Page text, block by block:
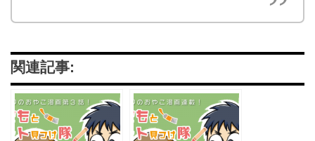
関連記事: